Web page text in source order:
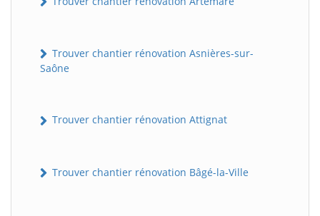
Trouver chantier rénovation Asnières-sur-
Saône
Trouver chantier rénovation Attignat
Trouver chantier rénovation Bâgé-la-Ville